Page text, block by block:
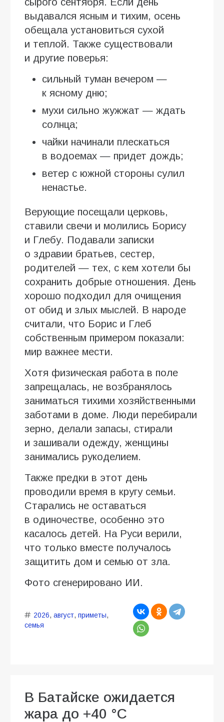
выдавался ясным и тихим, осень
обещала установиться сухой
и теплой. Также существовали
и другие поверья:
сильный туман вечером —
к ясному дню;
мухи сильно жужжат — ждать
солнца;
чайки начинали плескаться
в водоемах — придет дождь;
ветер с южной стороны сулил
ненастье.
Верующие посещали церковь,
ставили свечи и молились Борису
и Глебу. Подавали записки
о здравии братьев, сестер,
родителей — тех, с кем хотели бы
сохранить добрые отношения. День
хорошо подходил для очищения
от обид и злых мыслей. В народе
считали, что Борис и Глеб
собственным примером показали:
мир важнее мести.
Хотя физическая работа в поле
запрещалась, не возбранялось
заниматься тихими хозяйственными
заботами в доме. Люди перебирали
зерно, делали запасы, стирали
и зашивали одежду, женщины
занимались рукоделием.
Также предки в этот день
проводили время в кругу семьи.
Старались не оставаться
в одиночестве, особенно это
касалось детей. На Руси верили,
что только вместе получалось
защитить дом и семью от зла.
Фото сгенерировано ИИ.
2026, август, приметы,
семья
В Батайске ожидается
жара до +40 °C